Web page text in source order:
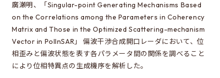
廣瀬明、「Singular-point Generating Mechanisms Based
on the Correlations among the Parameters in Coherency
Matrix and Those in the Optimized Scattering-mechanism
Vector in PolInSAR」 偏波干渉合成開口レーダにおいて、位
相歪みと偏波状態を表す各パラメータ間の関係を調べること
により位相特異点の生成機序を解析した。